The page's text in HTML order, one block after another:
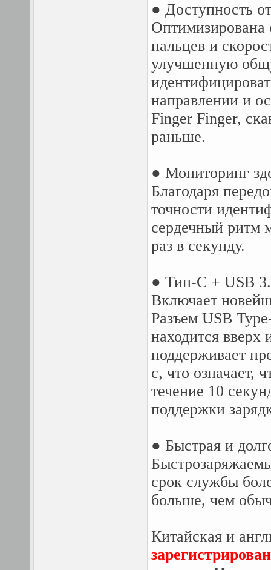
● Доступность
Оптимизирована
пальцев и
улучшенную
направлении и
Finger Finger,
раньше.
● Мониторинг
Благодаря
точности
сердечный ритм
раз в секунду.
● Тип-C + USB
Включает
Разъем USB
находится вверх
поддерживает
с, что означает,
течение 10
поддержки
● Быстрая и
срок службы
больше, чем
Китайская и